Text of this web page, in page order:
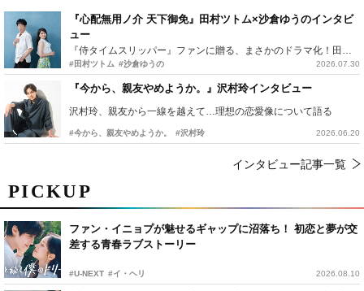
PICKUP
ファン・イニョプが魅せるギャップに沼落ち！ 初恋と夢が交
差する青春ラブストーリー
#U-NEXT #イ・ヘリ 2026.08.10
『心配無用ノ介 天下御免』田村ツトム×沙倉ゆうのインタビ
ュー
#田村ツトム #沙倉ゆうの 2026.07.30
『今から、親友やめようか。』沢村玲インタビュー
沢村玲、親友から一線を越えて…理想の恋愛像について語る
#今から、親友やめようか。 #沢村玲 2026.06.20
インタビュー記事一覧